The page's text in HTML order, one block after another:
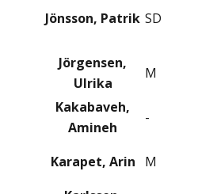
Jönsson, Patrik SD
Jörgensen,
Ulrika
M
Kakabaveh,
Amineh
-
Karapet, Arin M